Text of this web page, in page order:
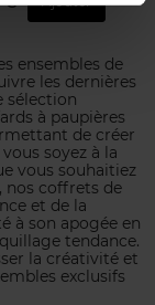
ensembles de
les dernières
sélection
à paupières
de créer
soyez à la
vous souhaitiez
nos coffrets de
et de la
à son apogée en
tendance.
la créativité et
exclusifs